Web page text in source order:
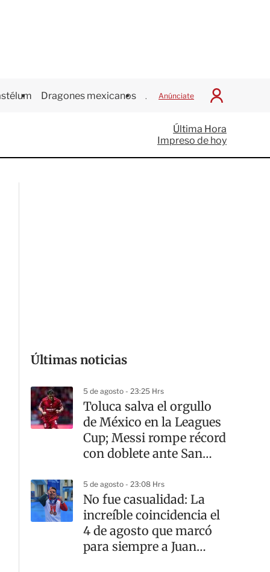
Dragones mexicanos Juegos Centroamericanos
Anúnciate
I
c
i
a
Última Hora
Impreso de hoy
Últimas noticias
5 de agosto - 23:25 Hrs
Toluca salva el orgullo
de México en la Leagues
Cup; Messi rompe récord
con doblete ante San
5 de agosto - 23:08 Hrs
No fue casualidad: La
increíble coincidencia el
4 de agosto que marcó
para siempre a Juan